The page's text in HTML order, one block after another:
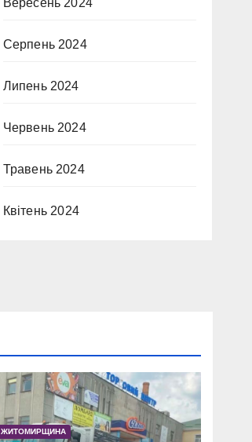
Вересень 2024
Серпень 2024
Липень 2024
Червень 2024
Травень 2024
Квітень 2024
ЖИТОМИРЩИНА